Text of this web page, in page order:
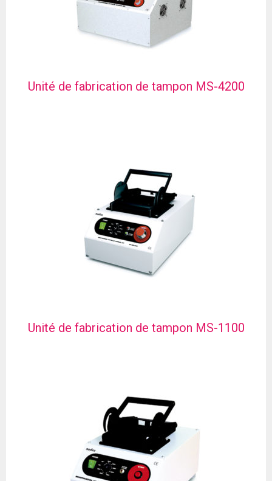
Unité de fabrication de tampon MS-4200
Unité de fabrication de tampon MS-1100